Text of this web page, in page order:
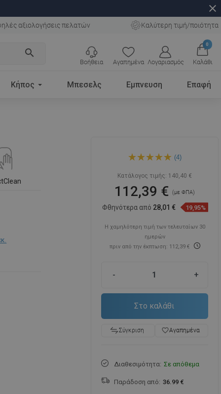
close
αξιολογήσεις πελατών Καλύτερη τιμή/ποιότητα
search
Αγαπημένα Λογαριασμός
0
Καλάθι
Βοήθεια
Κήπος Μπεσελς Εμπνευση Επαφή
40 x 40 cm, μαύρος ματ -
(4)
Κατάλογος τιμής: 140,40 €
112,39 €(με ΦΠΑ)
Φθηνότερα από 28,01 € 19,95%
Η χαμηλότερη τιμή των τελευταίων 30
ημερών
πριν από την έκπτωση: 112,39 €
- +
Στο καλάθι
Σύγκριση favorite_borderΑγαπημένα
Διαθεσιμότητα: Σε απόθεμα
Παράδοση από: 36.99 €